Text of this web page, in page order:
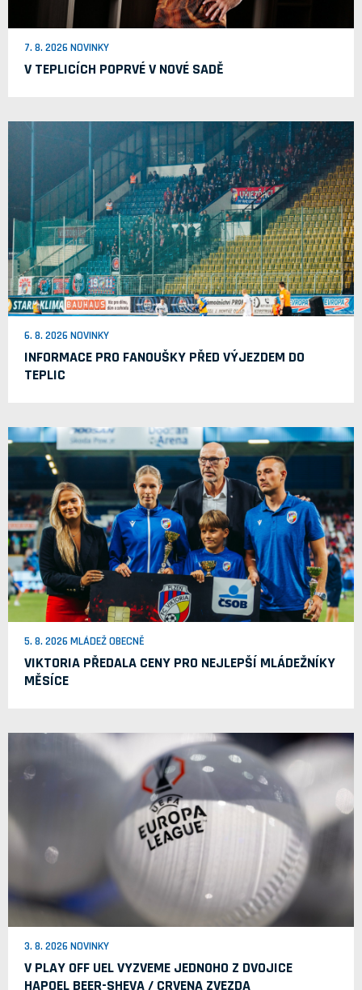
7. 8. 2026 NOVINKY
V TEPLICÍCH POPRVÉ V NOVÉ SADĚ
6. 8. 2026 NOVINKY
INFORMACE PRO FANOUŠKY PŘED VÝJEZDEM DO
TEPLIC
5. 8. 2026 MLÁDEŽ OBECNĚ
VIKTORIA PŘEDALA CENY PRO NEJLEPŠÍ MLÁDEŽNÍKY
MĚSÍCE
3. 8. 2026 NOVINKY
V PLAY OFF UEL VYZVEME JEDNOHO Z DVOJICE
HAPOEL BEER-SHEVA / CRVENA ZVEZDA